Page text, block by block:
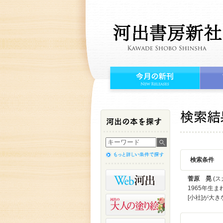
検索条件
菅原 晃 (ス
1965年生ま
[小社]が大